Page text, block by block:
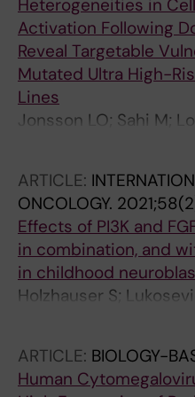
Heterogeneities in
Activation Following
Reveal Targetable
Mutated Ultra High-
Lines
Jonsson LO; Sahi M;
FL; Kostopoulou ON;
ARTICLE:
ONCOLOGY.
Effects of PI3K and
in combination, and
in childhood
Holzhauser S;
C; Vasilopoulou C;
ARTICLE: BIOLOGY-
Human